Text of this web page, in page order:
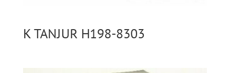
K TANJUR H198-8303